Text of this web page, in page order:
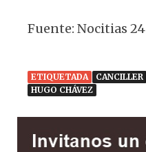
Fuente: Nocitias 24
ETIQUETADA CANCILLER
HUGO CHÁVEZ